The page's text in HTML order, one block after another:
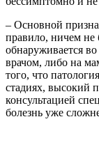
– Основной
правило, ничем
обнаруживается
врачом, либо на
того, что
стадиях, высокий
консультацией
болезнь уже